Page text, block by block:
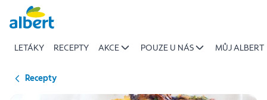
Přeskočit
LETÁKY RECEPTY AKCE POUZE U NÁS MŮJ ALBERT
Recepty